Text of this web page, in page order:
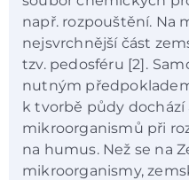
např. rozpouštění. Na
nejsvrchnější část
tzv. pedosféru [2].
nutným
k tvorbě půdy dochází
mikroorganismů při
na humus. Než se na
mikroorganismy,